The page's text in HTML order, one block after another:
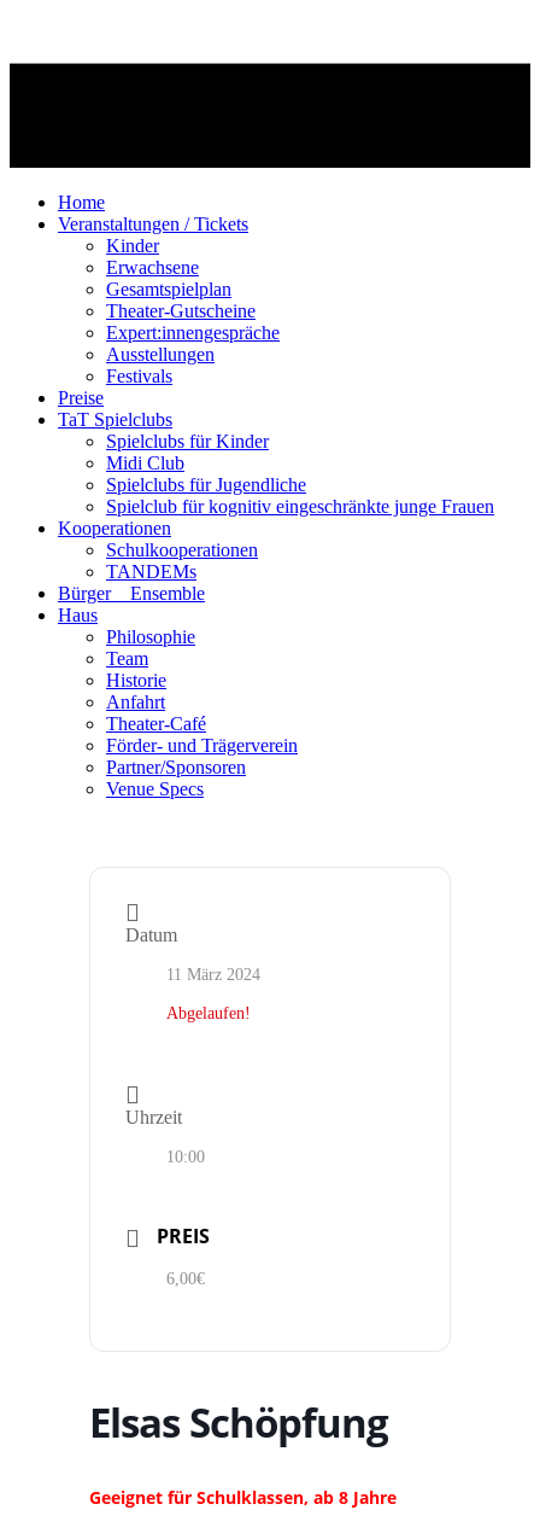
Home
Veranstaltungen / Tickets
Kinder
Erwachsene
Gesamtspielplan
Theater-Gutscheine
Expert:innengespräche
Ausstellungen
Festivals
Preise
TaT Spielclubs
Spielclubs für Kinder
Midi Club
Spielclubs für Jugendliche
Spielclub für kognitiv eingeschränkte junge Frauen
Kooperationen
Schulkooperationen
TANDEMs
Bürger__Ensemble
Haus
Philosophie
Team
Historie
Anfahrt
Theater-Café
Förder- und Trägerverein
Partner/Sponsoren
Venue Specs
Datum
11 März 2024
Abgelaufen!
Uhrzeit
10:00
PREIS
6,00€
Elsas Schöpfung
Geeignet für Schulklassen, ab 8 Jahre